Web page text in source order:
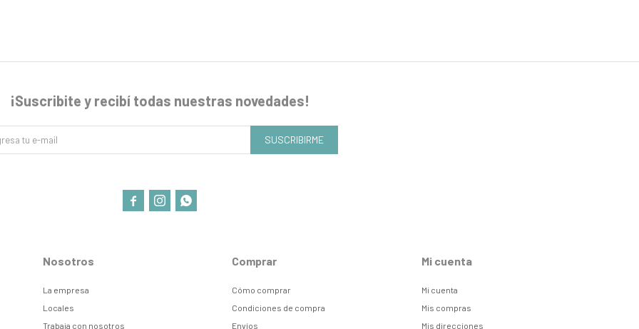
Nosotros
La empresa
Locales
Trabaja con nosotros
Comprar
Cómo comprar
Condiciones de compra
Envíos
Mi cuenta
Mi cuenta
Mis compras
Mis direcciones
¡Suscribite y recibí todas nuestras novedades!
SUSCRIBIRME
  